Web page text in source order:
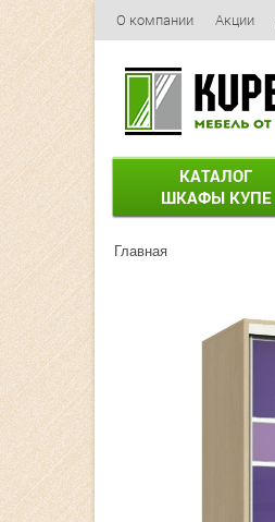
О компании Акции
КАТАЛОГ
ШКАФЫ КУПЕ
Главная